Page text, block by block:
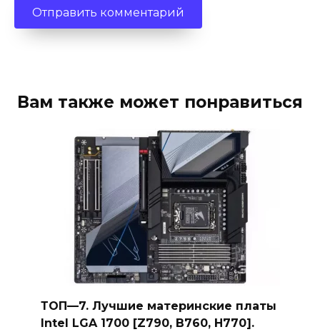
Вам также может понравиться
ТОП—7. Лучшие материнские платы
Intel LGA 1700 [Z790, B760, H770].